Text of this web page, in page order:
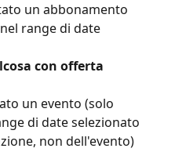
un abbonamento
range di date
con offerta
un evento (solo
di date selezionato
non dell'evento)